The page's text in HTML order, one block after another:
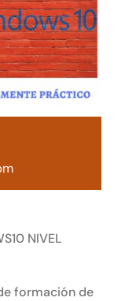
NIVEL
formación de